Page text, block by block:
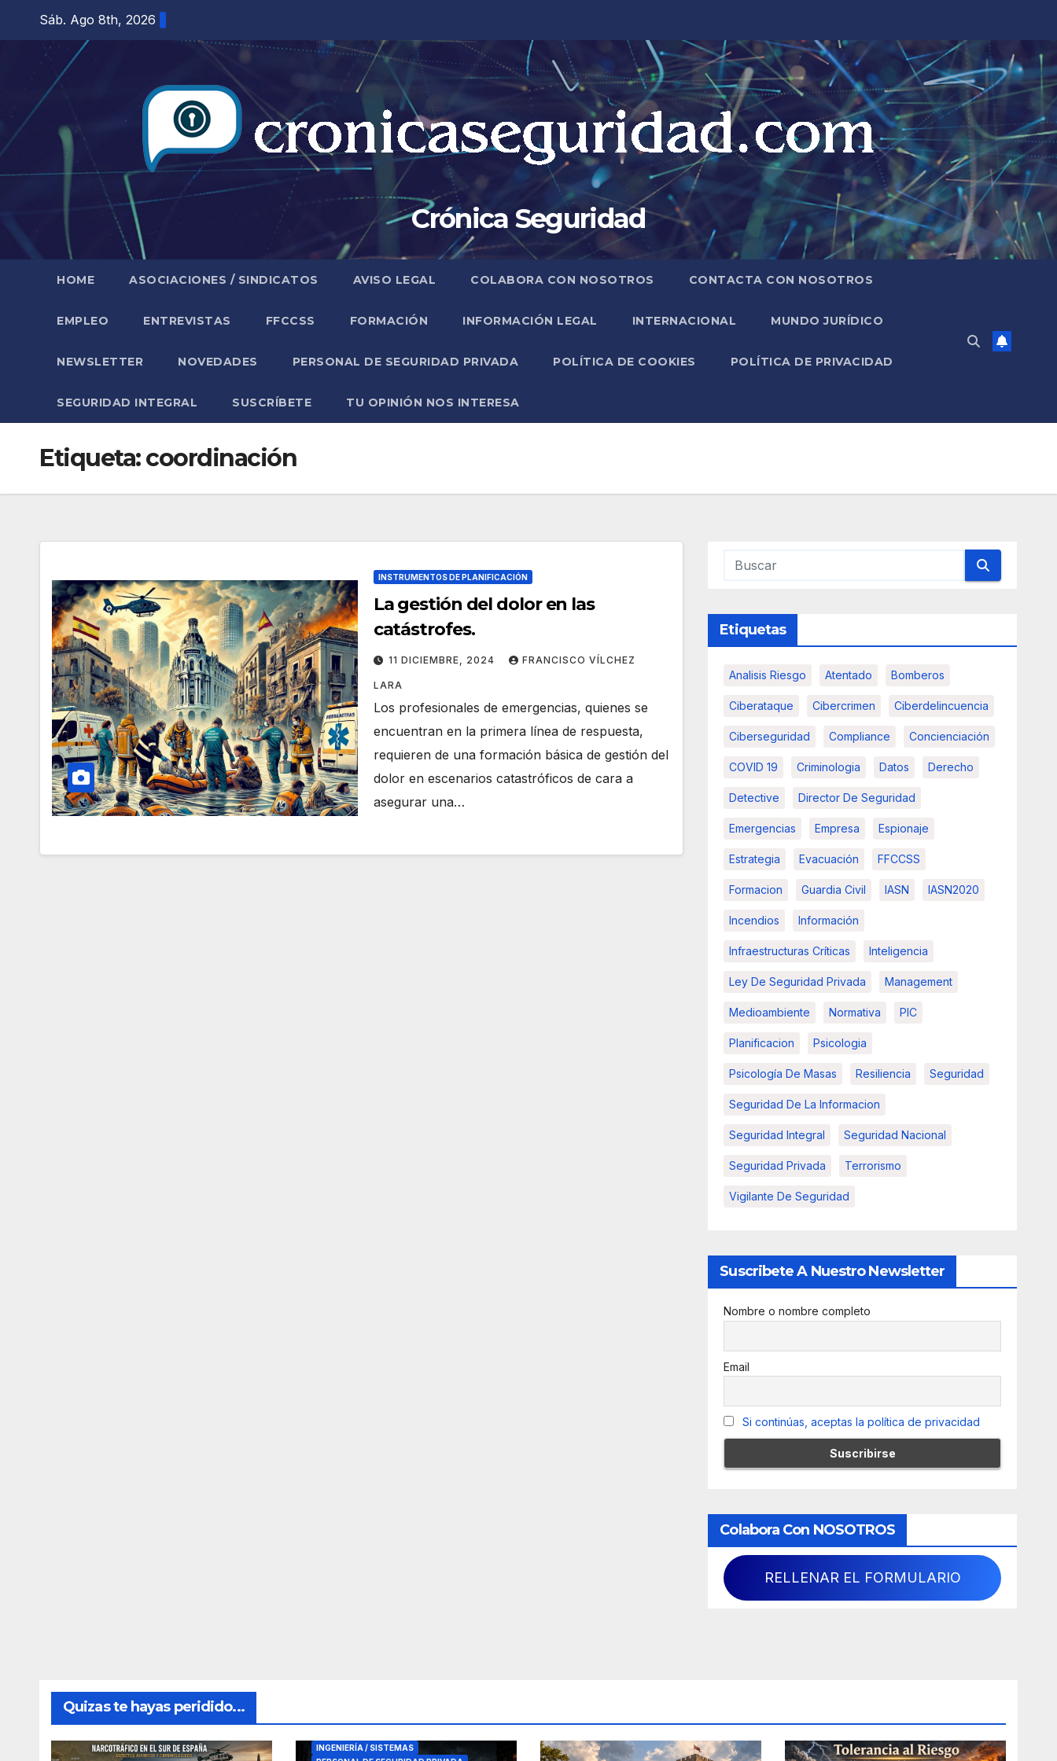
contenido
Sáb. Ago 8th, 2026
Crónica Seguridad
HOME ASOCIACIONES / SINDICATOS AVISO LEGAL COLABORA CON NOSOTROS CONTACTA CON NOSOTROS
EMPLEO ENTREVISTAS FFCCSS FORMACIÓN INFORMACIÓN LEGAL INTERNACIONAL MUNDO JURÍDICO
NEWSLETTER NOVEDADES PERSONAL DE SEGURIDAD PRIVADA POLÍTICA DE COOKIES POLÍTICA DE PRIVACIDAD
SEGURIDAD INTEGRAL SUSCRÍBETE TU OPINIÓN NOS INTERESA
Etiqueta:coordinación
INSTRUMENTOS DE PLANIFICACIÓN
La gestión del dolor en las
catástrofes.
11 DICIEMBRE, 2024 FRANCISCO VÍLCHEZ
LARA
Los profesionales de emergencias, quienes se
encuentran en la primera línea de respuesta,
requieren de una formación básica de gestión del
dolor en escenarios catastróficos de cara a
asegurar una…
Etiquetas
Analisis Riesgo Atentado Bomberos
Ciberataque Cibercrimen Ciberdelincuencia
Ciberseguridad Compliance Concienciación
COVID 19 Criminologia Datos Derecho
Detective Director De Seguridad
Emergencias Empresa Espionaje
Estrategia Evacuación FFCCSS
Formacion Guardia Civil IASN IASN2020
Incendios Información
Infraestructuras Críticas Inteligencia
Ley De Seguridad Privada Management
Medioambiente Normativa PIC
Planificacion Psicologia
Psicología De Masas Resiliencia Seguridad
Seguridad De La Informacion
Seguridad Integral Seguridad Nacional
Seguridad Privada Terrorismo
Vigilante De Seguridad
Suscribete A Nuestro Newsletter
Nombre o nombre completo
Email
Si continúas, aceptas la política de privacidad
Colabora Con NOSOTROS
RELLENAR EL FORMULARIO
Quizas te hayas peridido...
INGENIERÍA / SISTEMAS